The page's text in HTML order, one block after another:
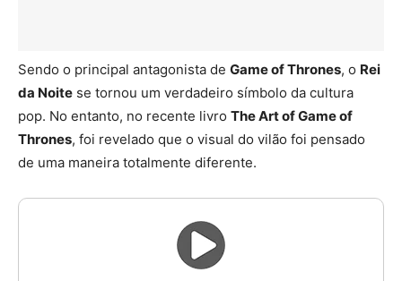
Sendo o principal antagonista de Game of Thrones, o Rei
da Noite se tornou um verdadeiro símbolo da cultura
pop. No entanto, no recente livro The Art of Game of
Thrones, foi revelado que o visual do vilão foi pensado
de uma maneira totalmente diferente.